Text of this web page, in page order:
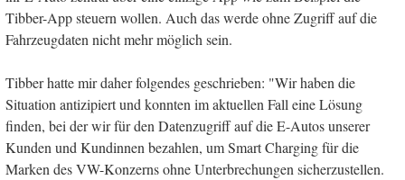
Tibber-App steuern wollen. Auch das werde ohne Zugriff auf die
Fahrzeugdaten nicht mehr möglich sein.
Tibber hatte mir daher folgendes geschrieben: "Wir haben die
Situation antizipiert und konnten im aktuellen Fall eine Lösung
finden, bei der wir für den Datenzugriff auf die E-Autos unserer
Kunden und Kundinnen bezahlen, um Smart Charging für die
Marken des VW-Konzerns ohne Unterbrechungen sicherzustellen.